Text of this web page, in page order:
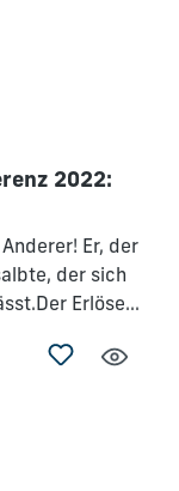
2022:
Er, der
der sich
Erlöser
und in
dir in deiner